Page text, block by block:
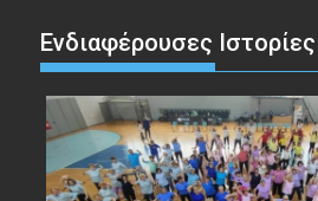
Ενδιαφέρουσες Ιστορίες